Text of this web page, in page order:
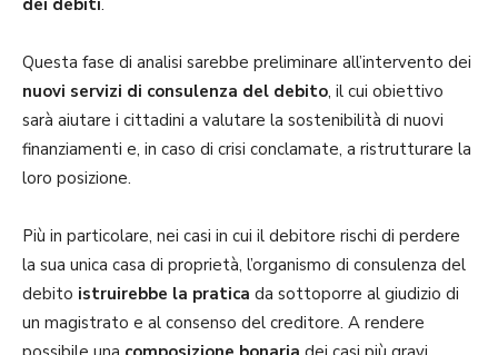
Questa fase di analisi sarebbe preliminare all’intervento dei
nuovi servizi di consulenza del debito, il cui obiettivo
sarà aiutare i cittadini a valutare la sostenibilità di nuovi
finanziamenti e, in caso di crisi conclamate, a ristrutturare la
loro posizione.
Più in particolare, nei casi in cui il debitore rischi di perdere
la sua unica casa di proprietà, l’organismo di consulenza del
debito istruirebbe la pratica da sottoporre al giudizio di
un magistrato e al consenso del creditore. A rendere